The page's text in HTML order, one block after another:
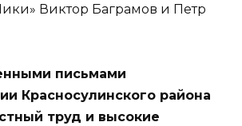
Виктор Баграмов и Петр
письмами
Красносулинского района
труд и высокие